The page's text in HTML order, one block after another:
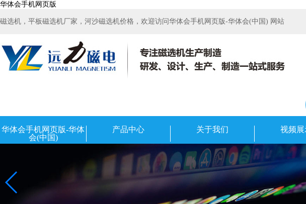
华体会手机网页版
磁选机，平板磁选机厂家，河沙磁选机价格，欢迎访问华体会手机网页版-华体会(中国) 网站
华体会手机网页版-华体
会(中国)
产品中心 关于我们 视频展